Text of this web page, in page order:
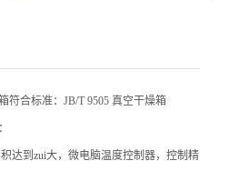
符合标准：JB/T 9505 真空干燥箱
达到zui大，微电脑温度控制器，控制精